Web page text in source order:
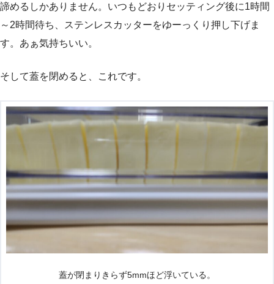
諦めるしかありません。いつもどおりセッティング後に1時間
～2時間待ち、ステンレスカッターをゆーっくり押し下げま
す。あぁ気持ちいい。
そして蓋を閉めると、これです。
蓋が閉まりきらず5mmほど浮いている。